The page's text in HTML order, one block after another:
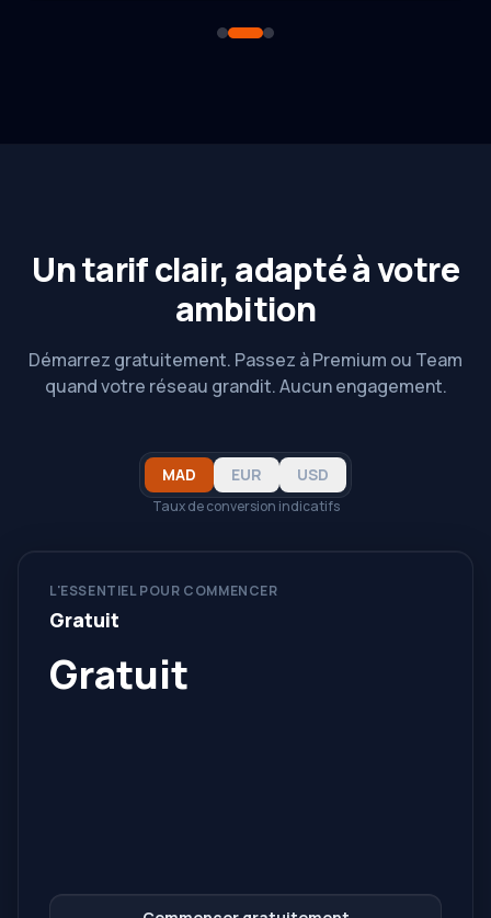
Un tarif clair, adapté à votre
ambition
Démarrez gratuitement. Passez à Premium ou Team
quand votre réseau grandit. Aucun engagement.
MAD EUR USD
Taux de conversion indicatifs
L'ESSENTIEL POUR COMMENCER
Gratuit
Gratuit